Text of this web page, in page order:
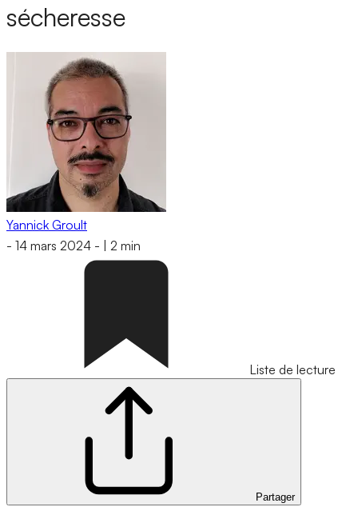
sécheresse
Yannick Groult
- 14 mars 2024 - 2 min
Liste de lecture
Partager